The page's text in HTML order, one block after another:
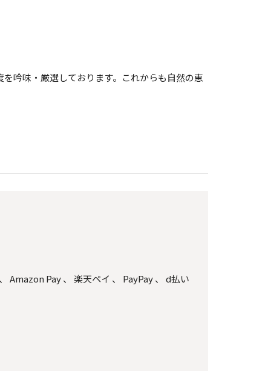
吟味・厳選しております。これからも自然の恵
、 Amazon Pay、 楽天ペイ 、 PayPay、 d払い